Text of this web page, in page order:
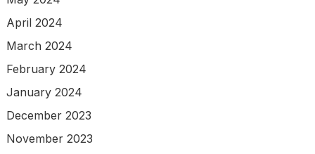
April 2024
March 2024
February 2024
January 2024
December 2023
November 2023